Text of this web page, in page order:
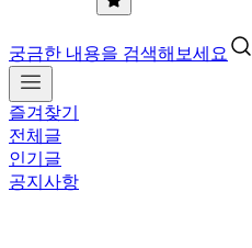
궁금한 내용을 검색해보세요
즐겨찾기
전체글
인기글
공지사항